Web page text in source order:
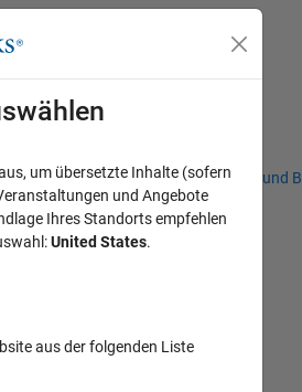
Niederlassungen Studierende und
Off-Canvas-
(EDG)
um übersetzte Inhalte (sofern
und Angebote
Ihres Standorts empfehlen
United States.
aus der folgenden Liste